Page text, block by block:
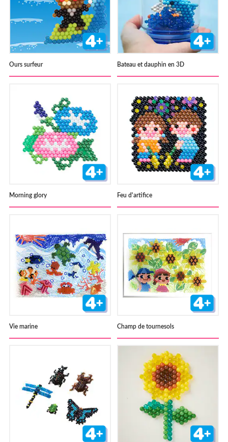
Ours surfeur Bateau et dauphin en 3D
Morning glory Feu d'artifice
Vie marine Champ de tournesols